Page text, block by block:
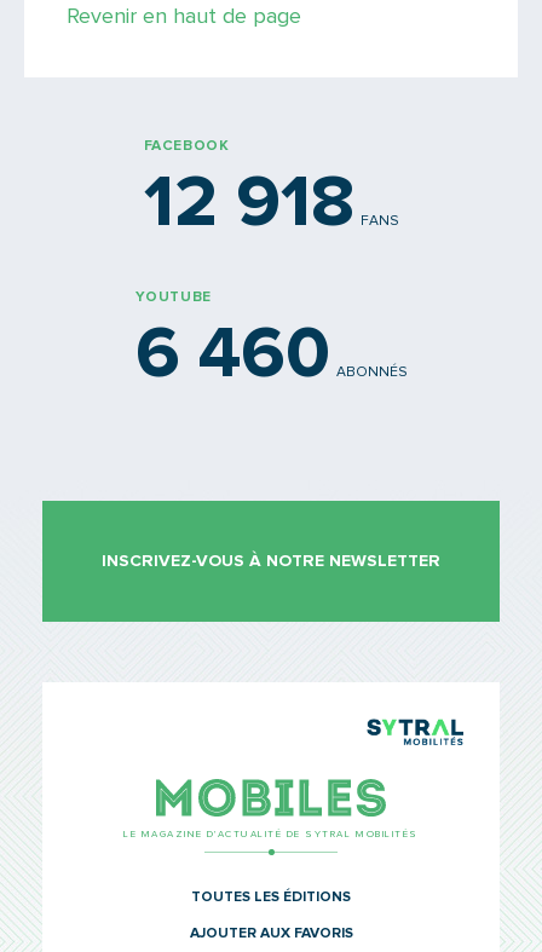
Revenir en haut de page
FACEBOOK
12 918 FANS
YOUTUBE
6 460 ABONNÉS
INSCRIVEZ-VOUS À NOTRE NEWSLETTER
LE MAGAZINE D’ACTUALITÉ DE SYTRAL MOBILITÉS
TOUTES LES ÉDITIONS
AJOUTER AUX FAVORIS